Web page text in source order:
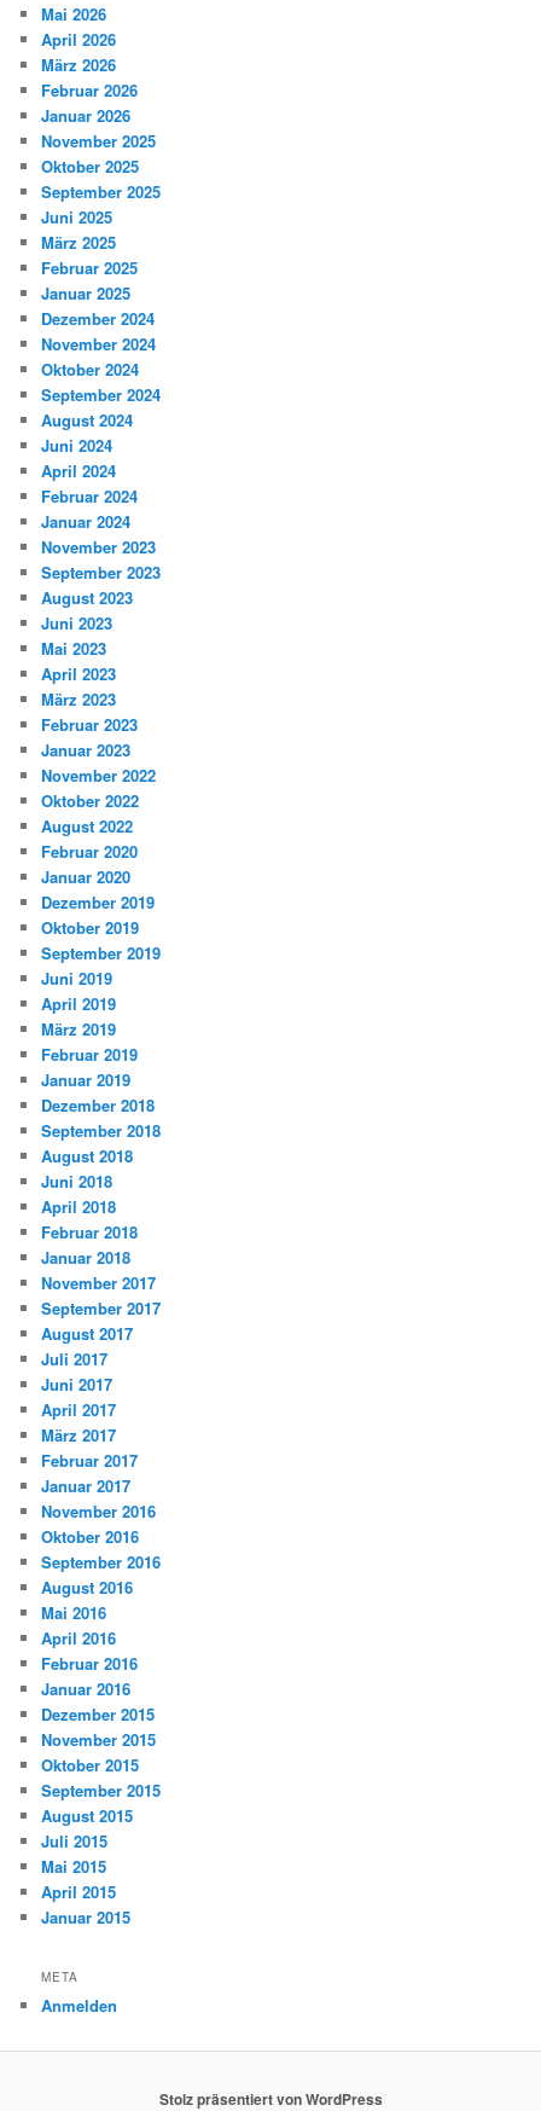
Mai 2026
April 2026
März 2026
Februar 2026
Januar 2026
November 2025
Oktober 2025
September 2025
Juni 2025
März 2025
Februar 2025
Januar 2025
Dezember 2024
November 2024
Oktober 2024
September 2024
August 2024
Juni 2024
April 2024
Februar 2024
Januar 2024
November 2023
September 2023
August 2023
Juni 2023
Mai 2023
April 2023
März 2023
Februar 2023
Januar 2023
November 2022
Oktober 2022
August 2022
Februar 2020
Januar 2020
Dezember 2019
Oktober 2019
September 2019
Juni 2019
April 2019
März 2019
Februar 2019
Januar 2019
Dezember 2018
September 2018
August 2018
Juni 2018
April 2018
Februar 2018
Januar 2018
November 2017
September 2017
August 2017
Juli 2017
Juni 2017
April 2017
März 2017
Februar 2017
Januar 2017
November 2016
Oktober 2016
September 2016
August 2016
Mai 2016
April 2016
Februar 2016
Januar 2016
Dezember 2015
November 2015
Oktober 2015
September 2015
August 2015
Juli 2015
Mai 2015
April 2015
Januar 2015
META
Anmelden
Stolz präsentiert von WordPress